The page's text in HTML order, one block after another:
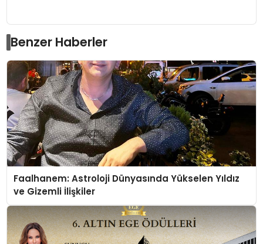
Benzer Haberler
Faalhanem: Astroloji Dünyasında Yükselen Yıldız
ve Gizemli İlişkiler